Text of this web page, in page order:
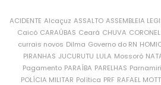
ACIDENTE Alcaçuz ASSALTO ASSEMBLEIA
Caicó CARAÚBAS Ceará CHUVA
currais novos Dilma Governo do RN
PIRANHAS JUCURUTU LULA Mossoró
Pagamento PARAÍBA PARELHAS
POLÍCIA MILITAR Política PRF RAFAEL